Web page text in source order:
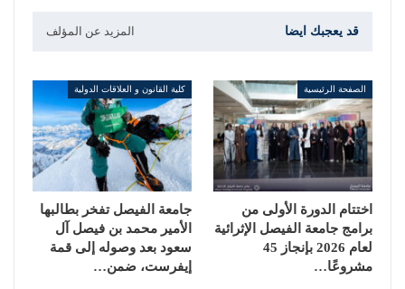
قد يعجبك ايضا المزيد عن المؤلف
الصفحة الرئيسية
اختتام الدورة الأولى من
برامج جامعة الفيصل الإثرائية
لعام 2026 بإنجاز 45
مشروعًا…
كلية القانون و العلاقات الدولية
جامعة الفيصل تفخر بطالبها
الأمير محمد بن فيصل آل
سعود بعد وصوله إلى قمة
إيفرست، ضمن…